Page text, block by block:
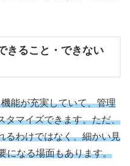
きること・できない
能が充実していて、管理
タマイズできます。ただ、
るわけではなく、細かい見
になる場面もあります。